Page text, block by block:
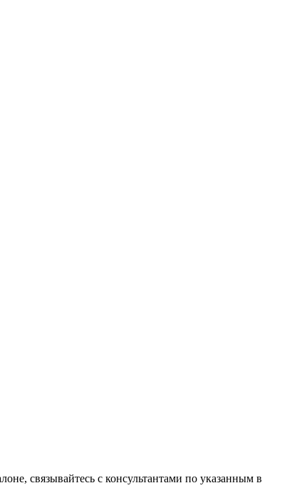
связывайтесь с консультантами по указанным в